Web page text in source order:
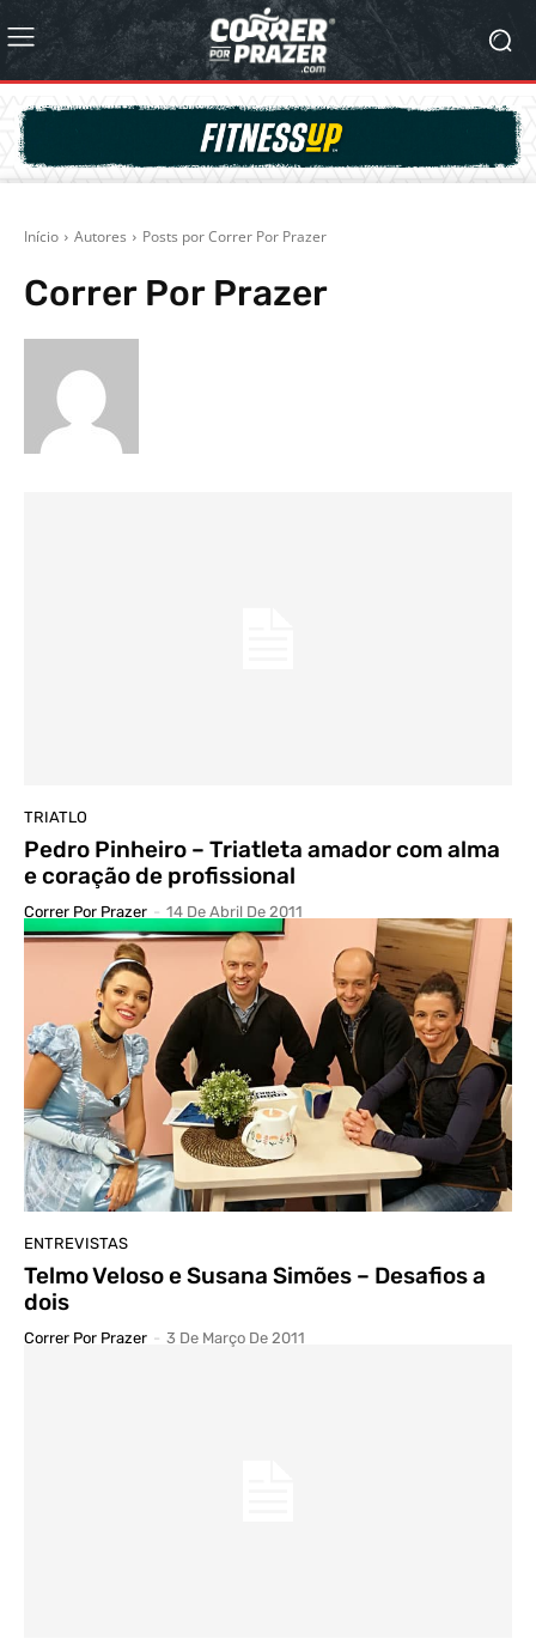
Início Autores Posts por Correr Por Prazer
Correr Por Prazer
TRIATLO
Pedro Pinheiro – Triatleta amador com alma
e coração de profissional
Correr Por Prazer - 14 De Abril De 2011
ENTREVISTAS
Telmo Veloso e Susana Simões – Desafios a
dois
Correr Por Prazer - 3 De Março De 2011